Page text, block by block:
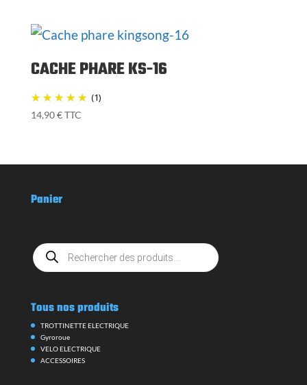
CACHE PHARE KS-16
(1)
14,90€TTC
Panier
Recherche
de
produits
Tous nos produits
TROTTINETTE ELECTRIQUE
Gyroroue
VELO ELECTRIQUE
ACCESSOIRES